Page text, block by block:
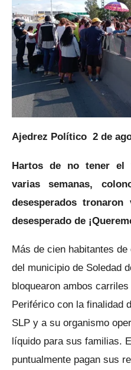
Ajedrez Político 2 de
Hartos de no tener el
varias semanas,
desesperados
desesperado de
Más de cien habitantes
del municipio de Soledad
bloquearon ambos
Periférico con la finalidad
SLP y a su organismo
líquido para sus familias.
puntualmente pagan sus